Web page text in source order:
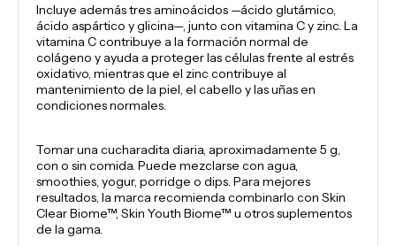
Incluye además tres aminoácidos —ácido glutámico,
ácido aspártico y glicina—, junto con vitamina C y zinc. La
vitamina C contribuye a la formación normal de
colágeno y ayuda a proteger las células frente al estrés
oxidativo, mientras que el zinc contribuye al
mantenimiento de la piel, el cabello y las uñas en
condiciones normales.
Tomar una cucharadita diaria, aproximadamente 5 g,
con o sin comida. Puede mezclarse con agua,
smoothies, yogur, porridge o dips. Para mejores
resultados, la marca recomienda combinarlo con Skin
Clear Biome™, Skin Youth Biome™ u otros suplementos
de la gama.